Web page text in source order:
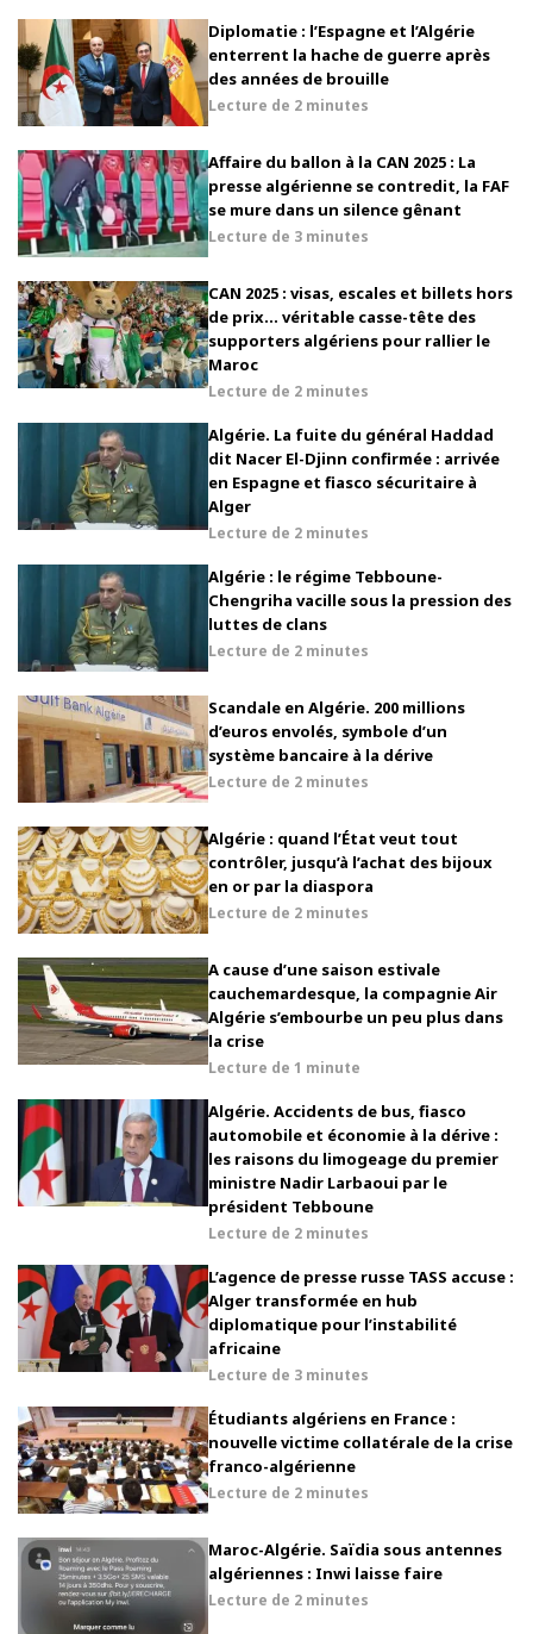
Diplomatie : l’Espagne et l’Algérie
enterrent la hache de guerre après
des années de brouille
Lecture de 2 minutes
Affaire du ballon à la CAN 2025 : La
presse algérienne se contredit, la FAF
se mure dans un silence gênant
Lecture de 3 minutes
CAN 2025 : visas, escales et billets hors
de prix… véritable casse-tête des
supporters algériens pour rallier le
Maroc
Lecture de 2 minutes
Algérie. La fuite du général Haddad
dit Nacer El-Djinn confirmée : arrivée
en Espagne et fiasco sécuritaire à
Alger
Lecture de 2 minutes
Algérie : le régime Tebboune-
Chengriha vacille sous la pression des
luttes de clans
Lecture de 2 minutes
Scandale en Algérie. 200 millions
d’euros envolés, symbole d’un
système bancaire à la dérive
Lecture de 2 minutes
Algérie : quand l’État veut tout
contrôler, jusqu’à l’achat des bijoux
en or par la diaspora
Lecture de 2 minutes
A cause d’une saison estivale
cauchemardesque, la compagnie Air
Algérie s’embourbe un peu plus dans
la crise
Lecture de 1 minute
Algérie. Accidents de bus, fiasco
automobile et économie à la dérive :
les raisons du limogeage du premier
ministre Nadir Larbaoui par le
président Tebboune
Lecture de 2 minutes
L’agence de presse russe TASS accuse :
Alger transformée en hub
diplomatique pour l’instabilité
africaine
Lecture de 3 minutes
Étudiants algériens en France :
nouvelle victime collatérale de la crise
franco-algérienne
Lecture de 2 minutes
Maroc-Algérie. Saïdia sous antennes
algériennes : Inwi laisse faire
Lecture de 2 minutes